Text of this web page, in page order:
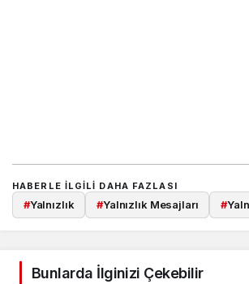
HABERLE ILGILI DAHA FAZLASI
#Yalnızlık #Yalnızlık Mesajları #
Bunlarda İlginizi Çekebilir